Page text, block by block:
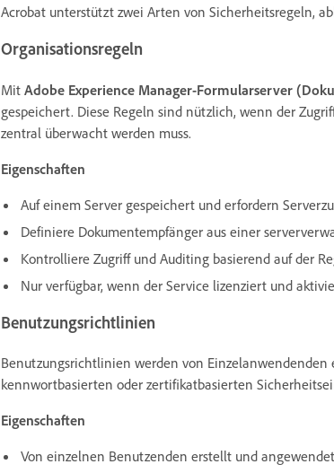
Acrobat unterstützt zwei Arten von Sicherheitsregeln,
Organisationsregeln
Mit Adobe Experience Manager-Formularserver
gespeichert. Diese Regeln sind nützlich, wenn der
zentral überwacht werden muss.
Eigenschaften
Auf einem Server gespeichert und erfordern
Definiere Dokumentempfänger aus einer
Kontrolliere Zugriff und Auditing basierend auf der
Nur verfügbar, wenn der Service lizenziert und
Benutzungsrichtlinien
Benutzungsrichtlinien werden von
kennwortbasierten oder zertifikatbasierten
Eigenschaften
Von einzelnen Benutzenden erstellt und angewendet